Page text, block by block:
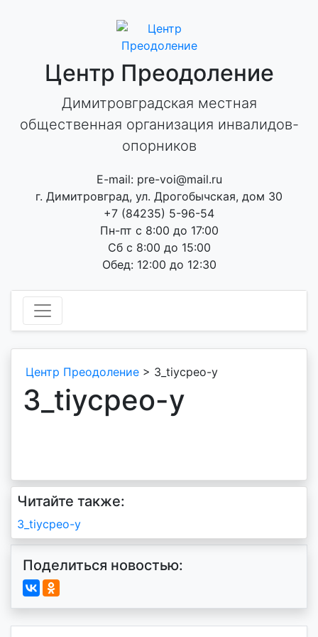
Центр Преодоление
Димитровградская местная
общественная организация инвалидов-
опорников
E-mail: pre-voi@mail.ru
г. Димитровград, ул. Дрогобычская, дом 30
+7 (84235) 5-96-54
Пн-пт с 8:00 до 17:00
Сб с 8:00 до 15:00
Обед: 12:00 до 12:30
Центр Преодоление > 3_tiycpeo-y
3_tiycpeo-y
Читайте также:
Навигация
по
записям
3_tiycpeo-y
Поделиться новостью: